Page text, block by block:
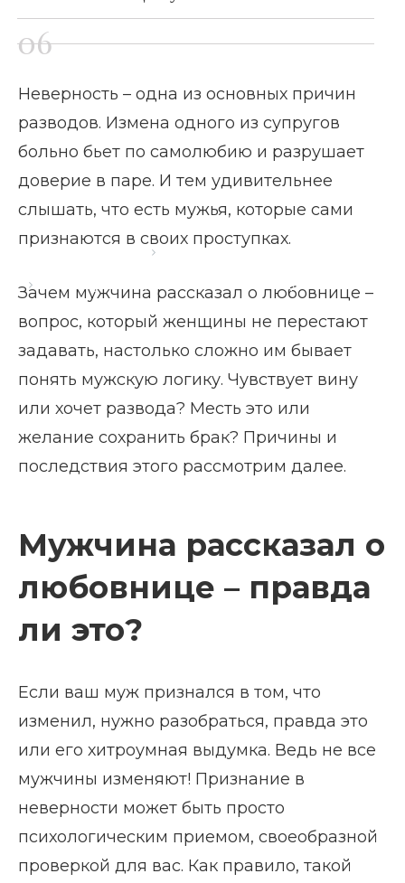
Главная страница
Зачем мужчина рассказал о любовнице
Неверность – одна из основных причин
разводов. Измена одного из супругов
больно бьет по самолюбию и разрушает
доверие в паре. И тем удивительнее
слышать, что есть мужья, которые сами
признаются в своих проступках.
Зачем мужчина рассказал о любовнице –
вопрос, который женщины не перестают
задавать, настолько сложно им бывает
понять мужскую логику. Чувствует вину
или хочет развода? Месть это или
желание сохранить брак? Причины и
последствия этого рассмотрим далее.
Мужчина рассказал о
любовнице – правда
ли это?
Если ваш муж признался в том, что
изменил, нужно разобраться, правда это
или его хитроумная выдумка. Ведь не все
мужчины изменяют! Признание в
неверности может быть просто
психологическим приемом, своеобразной
проверкой для вас. Как правило, такой